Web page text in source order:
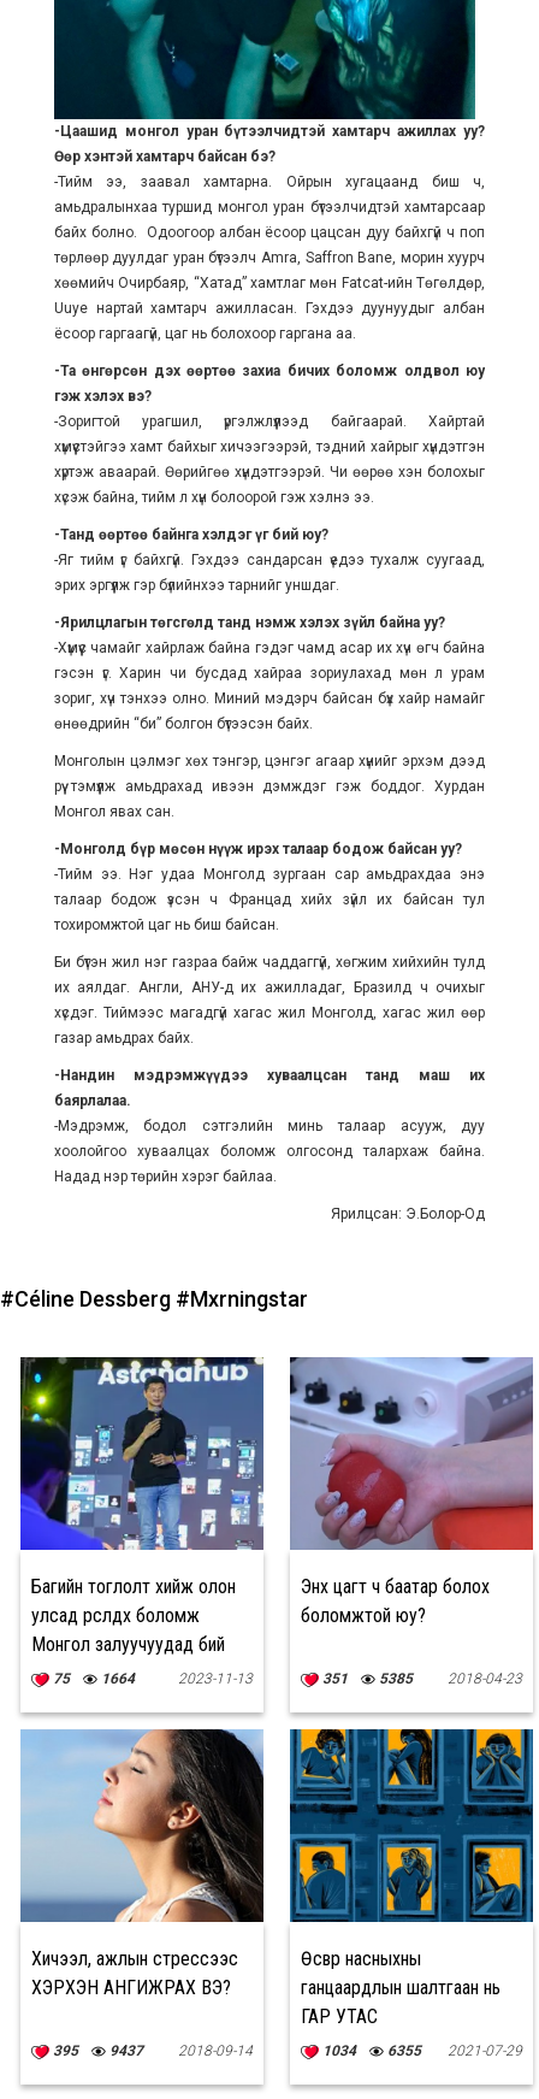
-Цаашид монгол уран бүтээлчидтэй хамтарч ажиллах уу?
Өөр хэнтэй хамтарч байсан бэ?
-Тийм ээ, заавал хамтарна. Ойрын хугацаанд биш ч,
амьдралынхаа туршид монгол уран бүтээлчидтэй хамтарсаар
байх болно. Одоогоор албан ёсоор цацсан дуу байхгүй ч поп
төрлөөр дуулдаг уран бүтээлч Amra, Saffron Bane, морин хуурч
хөөмийч Очирбаяр, “Хатад” хамтлаг мөн Fatcat-ийн Төгөлдөр,
Uuye нартай хамтарч ажилласан. Гэхдээ дуунуудыг албан
ёсоор гаргаагүй, цаг нь болохоор гаргана аа.
-Та өнгөрсөн дэх өөртөө захиа бичих боломж олдвол юу
гэж хэлэх вэ?
-Зоригтой урагшил, үргэлжлүүлээд байгаарай. Хайртай
хүмүүстэйгээ хамт байхыг хичээгээрэй, тэдний хайрыг хүндэтгэн
хүртэж аваарай. Өөрийгөө хүндэтгээрэй. Чи өөрөө хэн болохыг
хүсэж байна, тийм л хүн болоорой гэж хэлнэ ээ.
-Танд өөртөө байнга хэлдэг үг бий юу?
-Яг тийм үг байхгүй. Гэхдээ сандарсан үедээ тухалж суугаад,
эрих эргүүлж гэр бүлийнхээ тарнийг уншдаг.
-Ярилцлагын төгсгөлд танд нэмж хэлэх зүйл байна уу?
-Хүмүүс чамайг хайрлаж байна гэдэг чамд асар их хүч өгч байна
гэсэн үг. Харин чи бусдад хайраа зориулахад мөн л урам
зориг, хүч тэнхээ олно. Миний мэдэрч байсан бүх хайр намайг
өнөөдрийн “би” болгон бүтээсэн байх.
Монголын цэлмэг хөх тэнгэр, цэнгэг агаар хүнийг эрхэм дээд
рүү тэмүүлж амьдрахад ивээн дэмждэг гэж боддог. Хурдан
Монгол явах сан.
-Монголд бүр мөсөн нүүж ирэх талаар бодож байсан уу?
-Тийм ээ. Нэг удаа Монголд зургаан сар амьдрахдаа энэ
талаар бодож үзсэн ч Францад хийх зүйл их байсан тул
тохиромжтой цаг нь биш байсан.
Би бүтэн жил нэг газраа байж чаддаггүй, хөгжим хийхийн тулд
их аялдаг. Англи, АНУ-д их ажилладаг, Бразилд ч очихыг
хүсдэг. Тиймээс магадгүй хагас жил Монголд, хагас жил өөр
газар амьдрах байх.
-Нандин мэдрэмжүүдээ хуваалцсан танд маш их
баярлалаа.
-Мэдрэмж, бодол сэтгэлийн минь талаар асууж, дуу
хоолойгоо хуваалцах боломж олгосонд талархаж байна.
Надад нэр төрийн хэрэг байлаа.
Ярилцсан: Э.Болор-Од
#Céline Dessberg #Mxrningstar
Багийн тоглолт хийж олон
улсад өрсөлдөх боломж
Монгол залуучуудад бий
75 1664 2023-11-13
Энх цагт ч баатар болох
боломжтой юу?
351 5385 2018-04-23
Хичээл, ажлын стрессээс
ХЭРХЭН АНГИЖРАХ ВЭ?
395 9437 2018-09-14
Өсвөр насныхны
ганцаардлын шалтгаан нь
ГАР УТАС
1034 6355 2021-07-29